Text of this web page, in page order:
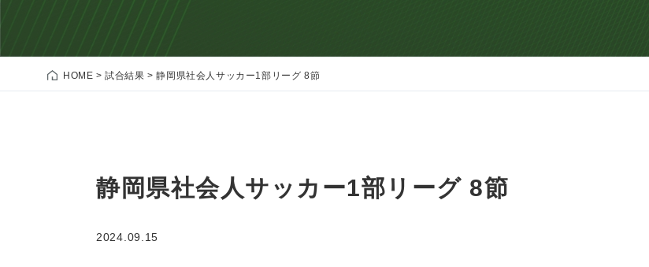
HOME >試合結果 >静岡県社会人サッカー1部リーグ 8節
静岡県社会人サッカー1部リーグ 8節
2024.09.15